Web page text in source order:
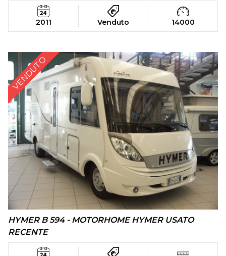
2011 Venduto 14000
VENDUTO
HYMER B 594 - MOTORHOME HYMER USATO
RECENTE